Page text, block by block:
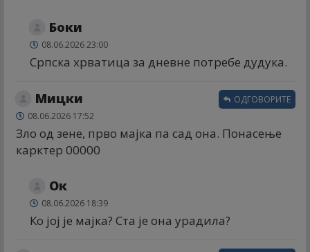
Боки
08.06.2026 23:00
Српска хрватица за дневне потребе дудука.
Мицки
08.06.2026 17:52
Зло од зене, прво мајка па сад она. Понасење
карктер 00000
ОДГОВОРИТЕ
Ок
08.06.2026 18:39
Ко јој је мајка? Ста је она урадила?